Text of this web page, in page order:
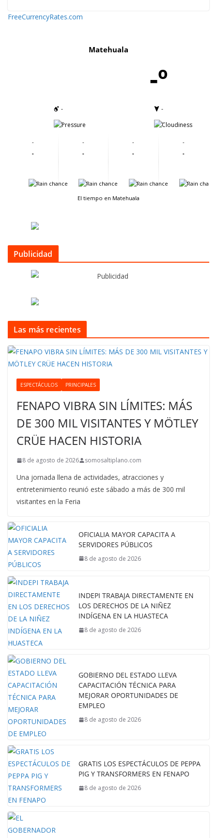
FreeCurrencyRates.com
Matehuala
-º
-
-
-
-
-
-
-
-
-
-
-
-
-
-
-
-
El tiempo en Matehuala
Publicidad
Las más recientes
ESPECTÁCULOS PRINCIPALES
FENAPO VIBRA SIN LÍMITES: MÁS
DE 300 MIL VISITANTES Y MÖTLEY
CRÜE HACEN HISTORIA
8 de agosto de 2026 somosaltiplano.com
Una jornada llena de actividades, atracciones y
entretenimiento reunió este sábado a más de 300 mil
visitantes en la Feria
OFICIALIA MAYOR CAPACITA A
SERVIDORES PÚBLICOS
8 de agosto de 2026
INDEPI TRABAJA DIRECTAMENTE EN
LOS DERECHOS DE LA NIÑEZ
INDÍGENA EN LA HUASTECA
8 de agosto de 2026
GOBIERNO DEL ESTADO LLEVA
CAPACITACIÓN TÉCNICA PARA
MEJORAR OPORTUNIDADES DE
EMPLEO
8 de agosto de 2026
GRATIS LOS ESPECTÁCULOS DE PEPPA
PIG Y TRANSFORMERS EN FENAPO
8 de agosto de 2026